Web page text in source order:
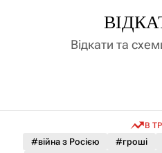
д
Відкати та
В
#війна з Росією #гроші